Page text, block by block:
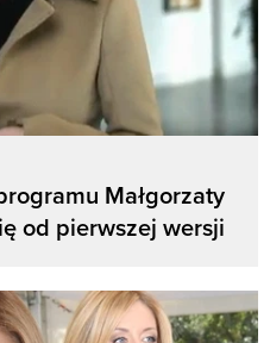
Małgorzaty
od pierwszej wersji